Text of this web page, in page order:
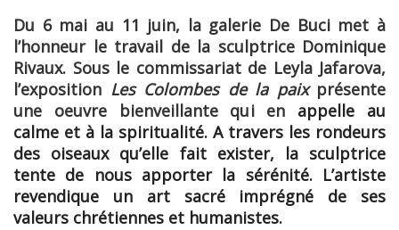
Du 6 mai au 11 juin, la galerie De Buci met à
l’honneur le travail de la sculptrice Dominique
Rivaux. Sous le commissariat de Leyla Jafarova,
l’exposition Les Colombes de la paixprésente
une oeuvre bienveillante qui en appelle au
calme et à la spiritualité. A travers les rondeurs
des oiseaux qu’elle fait exister, la sculptrice
tente de nous apporter la sérénité. L’artiste
revendique un art sacré imprégné de ses
valeurs chrétiennes et humanistes.